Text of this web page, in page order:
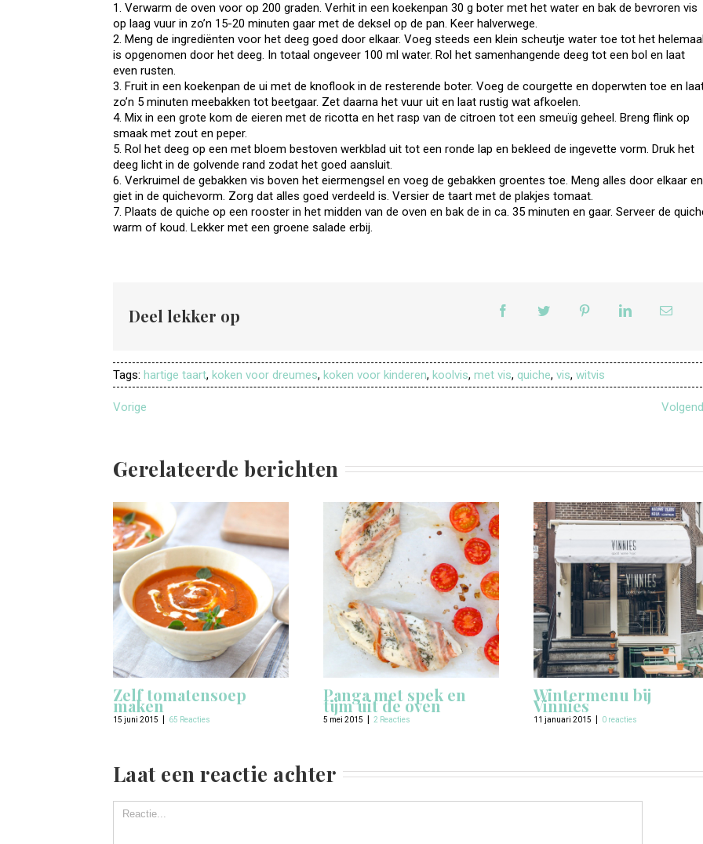
1. Verwarm de oven voor op 200 graden. Verhit in een koekenpan 30 g boter met het water en bak de bevroren vis
op laag vuur in zo’n 15-20 minuten gaar met de deksel op de pan. Keer halverwege.
2. Meng de ingrediënten voor het deeg goed door elkaar. Voeg steeds een klein scheutje water toe tot het
is opgenomen door het deeg. In totaal ongeveer 100 ml water. Rol het samenhangende deeg tot een bol en laat
even rusten.
3. Fruit in een koekenpan de ui met de knoflook in de resterende boter. Voeg de courgette en doperwten toe en
zo’n 5 minuten meebakken tot beetgaar. Zet daarna het vuur uit en laat rustig wat afkoelen.
4. Mix in een grote kom de eieren met de ricotta en het rasp van de citroen tot een smeuïg geheel. Breng flink op
smaak met zout en peper.
5. Rol het deeg op een met bloem bestoven werkblad uit tot een ronde lap en bekleed de ingevette vorm. Druk het
deeg licht in de golvende rand zodat het goed aansluit.
6. Verkruimel de gebakken vis boven het eiermengsel en voeg de gebakken groentes toe. Meng alles door elkaar en
giet in de quichevorm. Zorg dat alles goed verdeeld is. Versier de taart met de plakjes tomaat.
7. Plaats de quiche op een rooster in het midden van de oven en bak de in ca. 35 minuten en gaar. Serveer de
warm of koud. Lekker met een groene salade erbij.
Deel lekker op
Tags: hartige taart, koken voor dreumes, koken voor kinderen, koolvis, met vis, quiche, vis, witvis
Vorige
Gerelateerde berichten
Zelf tomatensoep
maken
15 juni 2015 65 Reacties
Panga met spek en
tijm uit de oven
5 mei 2015 2 Reacties
Wintermenu bij
Vinnies
11 januari 2015 0 reacties
Laat een reactie achter